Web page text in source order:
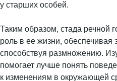
у старших особей.
Таким образом, стада речной
роль в ее жизни, обеспечивая
способствуя размножению.
помогает лучше понять
к изменениям в окружающей